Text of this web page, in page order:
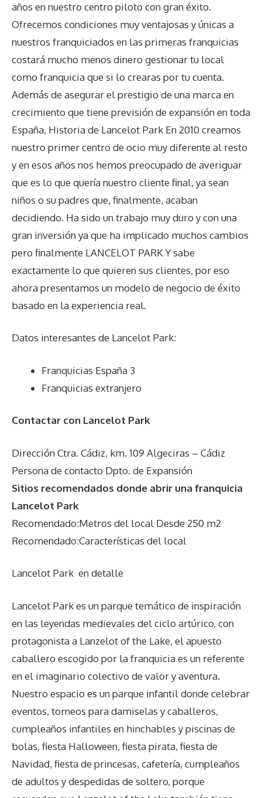
años en nuestro centro piloto con gran éxito.
Ofrecemos condiciones muy ventajosas y únicas a
nuestros franquiciados en las primeras franquicias
costará mucho menos dinero gestionar tu local
como franquicia que si lo crearas por tu cuenta.
Además de asegurar el prestigio de una marca en
crecimiento que tiene previsión de expansión en toda
España, Historia de Lancelot Park En 2010 creamos
nuestro primer centro de ocio muy diferente al resto
y en esos años nos hemos preocupado de averiguar
que es lo que quería nuestro cliente final, ya sean
niños o su padres que, finalmente, acaban
decidiendo. Ha sido un trabajo muy duro y con una
gran inversión ya que ha implicado muchos cambios
pero finalmente LANCELOT PARK Y sabe
exactamente lo que quieren sus clientes, por eso
ahora presentamos un modelo de negocio de éxito
basado en la experiencia real.
Datos interesantes de Lancelot Park:
Franquicias España 3
Franquicias extranjero
Contactar con Lancelot Park
Dirección Ctra. Cádiz, km. 109 Algeciras – Cádiz
Persona de contacto Dpto. de Expansión
Sitios recomendados donde abrir una franquicia
Lancelot Park
Recomendado:Metros del local Desde 250 m2
Recomendado:Características del local
Lancelot Park en detalle
Lancelot Park es un parque temático de inspiración
en las leyendas medievales del ciclo artúrico, con
protagonista a Lanzelot of the Lake, el apuesto
caballero escogido por la franquicia es un referente
en el imaginario colectivo de valor y aventura.
Nuestro espacio es un parque infantil donde celebrar
eventos, torneos para damiselas y caballeros,
cumpleaños infantiles en hinchables y piscinas de
bolas, fiesta Halloween, fiesta pirata, fiesta de
Navidad, fiesta de princesas, cafetería, cumpleaños
de adultos y despedidas de soltero, porque